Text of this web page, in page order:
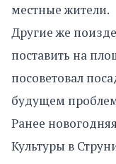
местные жители.
Другие же
поставить на
посоветовал
будущем
Ранее
Культуры в